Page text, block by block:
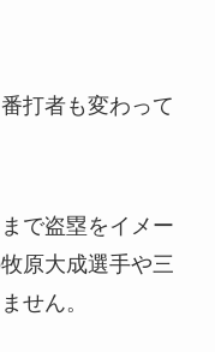
打者も変わって
で盗塁をイメー
原大成選手や三
せん。